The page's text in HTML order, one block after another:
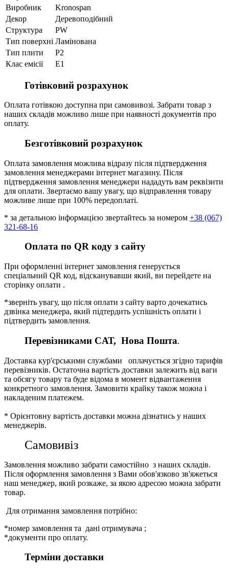
Виробник
Kronospan
Декор
Деревоподібний
Структура
PW
Тип поверхні Ламінована
Тип плити
P2
Клас емісії
E1
Готівковий розрахунок
Оплата готівкою доступна при самовивозі. Забрати товар з
наших складів можливо лише при наявності документів про
оплату.
Безготівковий розрахунок
Оплата замовлення можлива відразу після підтвердження
замовлення менеджерами інтернет магазину. Після
підтвердження замовлення менеджери нададуть вам реквізити
для оплати. Звертаємо вашу увагу, що відправлення товару
можливе лише при 100% передоплаті.
* за детальною інформацією звертайтесь за номером +38 (067)
321-68-16
Оплата по QR коду з сайту
При оформленні інтернет замовлення генерується
спеціальний QR код, відсканувавши який, ви перейдете на
сторінку оплати .
*зверніть увагу, що після оплати з сайту варто дочекатись
дзвінка менеджера, який підтердить успішність оплати і
підтвердить замовлення.
Перевізниками CАТ, Нова Пошта.
Доставка кур'єрськими службами оплачується згідно тарифів
перевізників. Остаточна вартість доставки залежить від ваги
та обсягу товару та буде відома в момент відвантаження
конкретного замовлення. Замовити крайку також можна і
накладеним платежем.
* Орієнтовну вартість доставки можна дізнатись у наших
менеджерів.
Самовивіз
Замовлення можливо забрати самостійно з наших складів.
Після оформлення замовлення з Вами обов'язково зв'яжеться
наш менеджер, який розкаже, за якою адресою можна забрати
товар.
Для отримання замовлення потрібно:
*номер замовлення та дані отримувача ;
*документи про оплату.
Терміни доставки